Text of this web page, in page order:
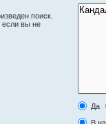
поиск.
если вы не
Да
В